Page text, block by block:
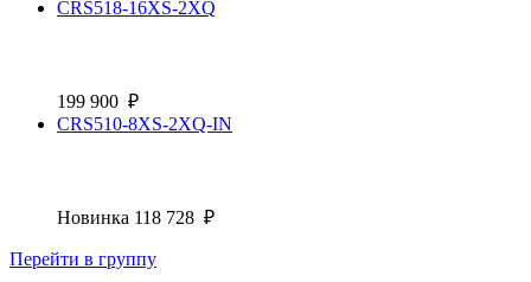
CRS518-16XS-2XQ
199 900 ₽
CRS510-8XS-2XQ-IN
Новинка 118 728 ₽
Перейти в группу